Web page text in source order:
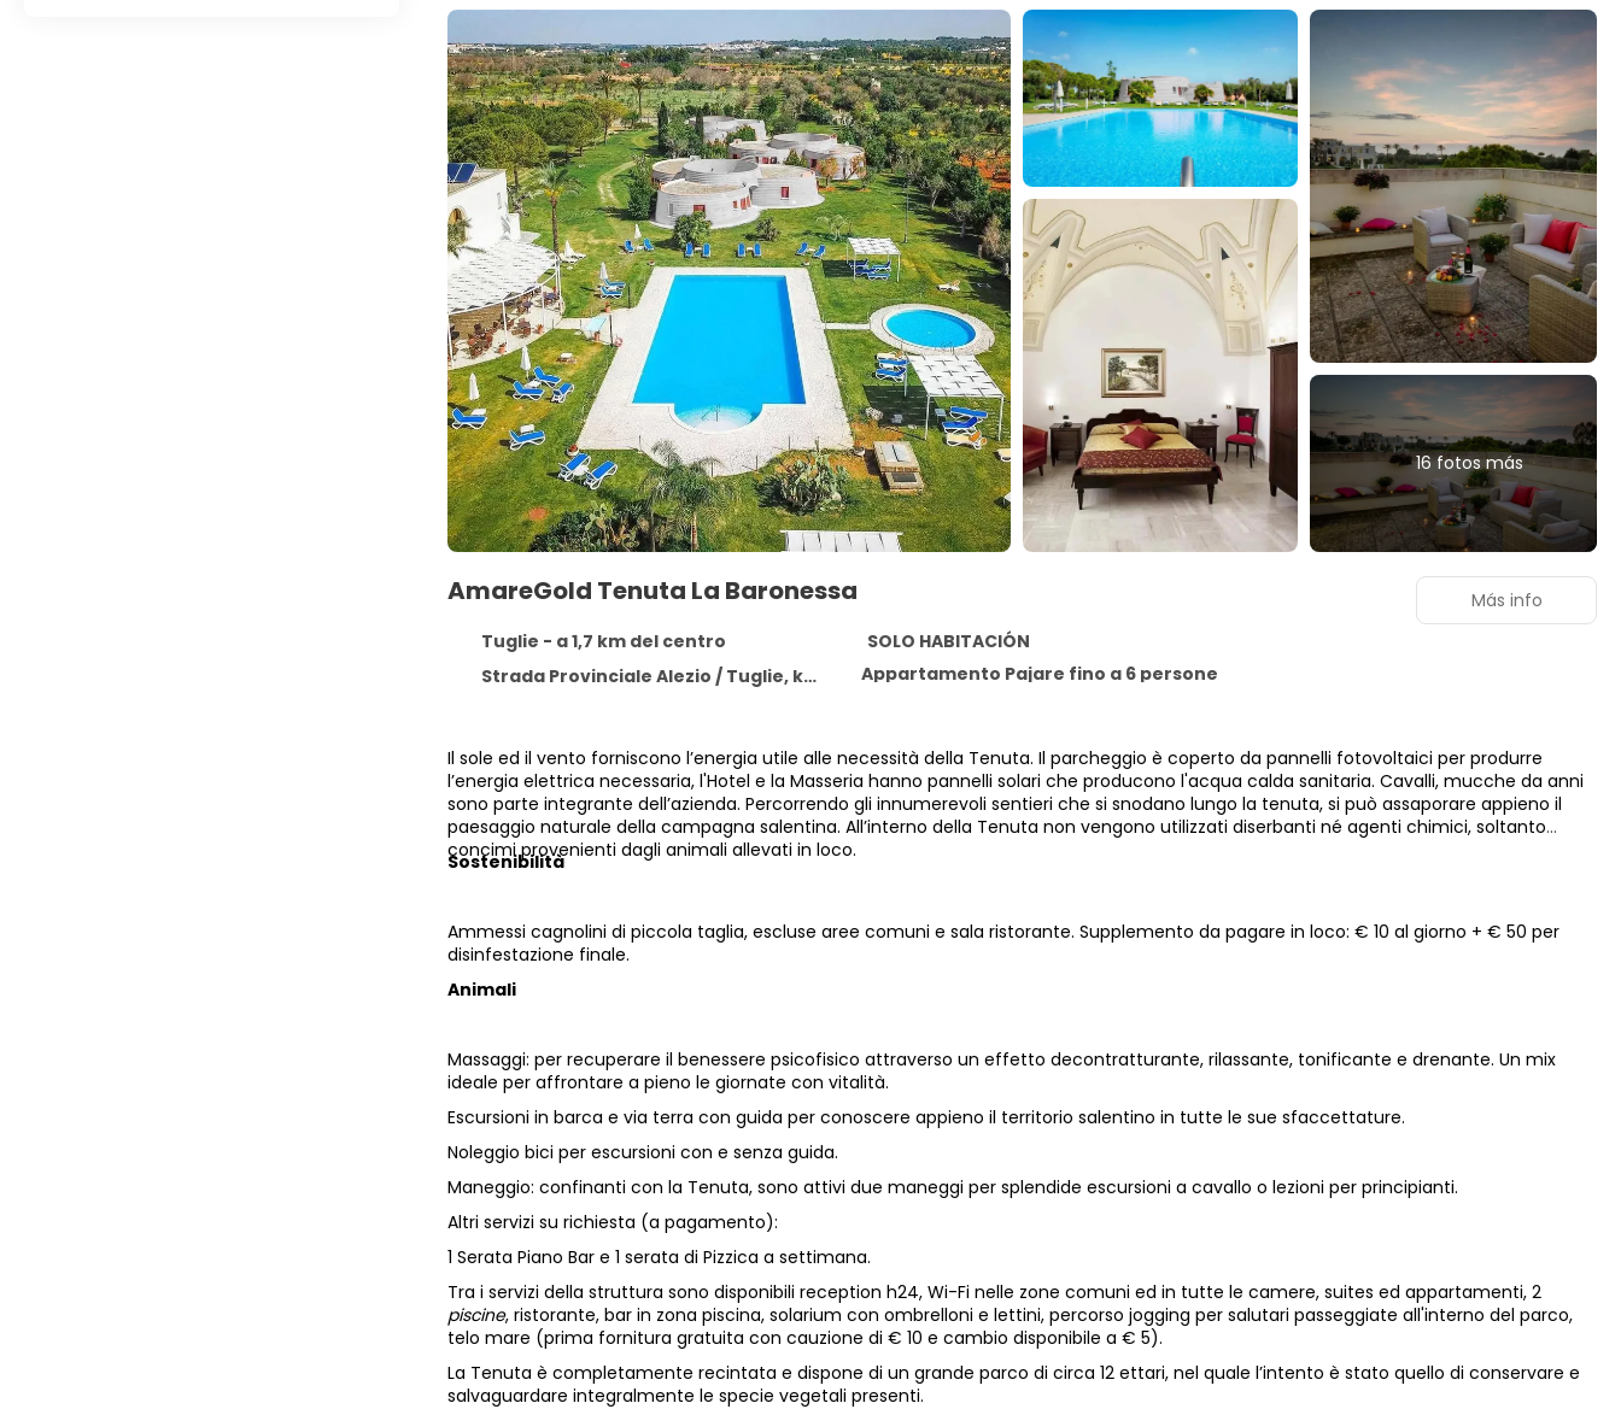
16 fotos más
AmareGold Tenuta La Baronessa
Tuglie - a 1,7 km del centro
SOLO HABITACIÓN
Strada Provinciale Alezio / Tuglie, km 1, Tuglie 73058
Appartamento Pajare fino a 6 persone
La Tenuta è completamente recintata e dispone di un grande parco di circa 12 ettari, nel quale l’intento è stato quello di conservare e
salvaguardare integralmente le specie vegetali presenti.
Tra i servizi della struttura sono disponibili reception h24, Wi-Fi nelle zone comuni ed in tutte le camere, suites ed appartamenti, 2
piscine, ristorante, bar in zona piscina, solarium con ombrelloni e lettini, percorso jogging per salutari passeggiate all'interno del parco,
telo mare (prima fornitura gratuita con cauzione di € 10 e cambio disponibile a € 5).
1 Serata Piano Bar e 1 serata di Pizzica a settimana.
Altri servizi su richiesta (a pagamento):
Maneggio: confinanti con la Tenuta, sono attivi due maneggi per splendide escursioni a cavallo o lezioni per principianti.
Noleggio bici per escursioni con e senza guida.
Escursioni in barca e via terra con guida per conoscere appieno il territorio salentino in tutte le sue sfaccettature.
Massaggi: per recuperare il benessere psicofisico attraverso un effetto decontratturante, rilassante, tonificante e drenante. Un mix
ideale per affrontare a pieno le giornate con vitalità.
Animali
Ammessi cagnolini di piccola taglia, escluse aree comuni e sala ristorante. Supplemento da pagare in loco: € 10 al giorno + € 50 per
disinfestazione finale.
Sostenibilità
Il sole ed il vento forniscono l’energia utile alle necessità della Tenuta. Il parcheggio è coperto da pannelli fotovoltaici per produrre
l’energia elettrica necessaria, l'Hotel e la Masseria hanno pannelli solari che producono l'acqua calda sanitaria. Cavalli, mucche da anni
sono parte integrante dell’azienda. Percorrendo gli innumerevoli sentieri che si snodano lungo la tenuta, si può assaporare appieno il
paesaggio naturale della campagna salentina. All’interno della Tenuta non vengono utilizzati diserbanti né agenti chimici, soltanto
concimi provenienti dagli animali allevati in loco.
Más info